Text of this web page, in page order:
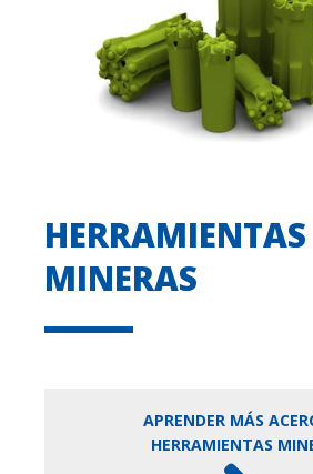
HERRAMIENTAS
MINERAS
APRENDER MÁS
HERRAMIENTAS